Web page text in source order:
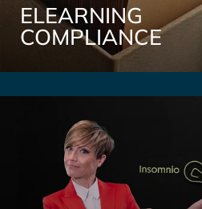
ELEARNING
COMPLIANCE